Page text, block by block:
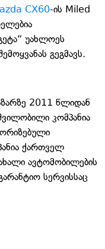
CX60-ის Miled
უახლოეს
გეგმავს.
2011 წლიდან
კომპანია
ქართველ
ავტომობილების
სერვისსაც